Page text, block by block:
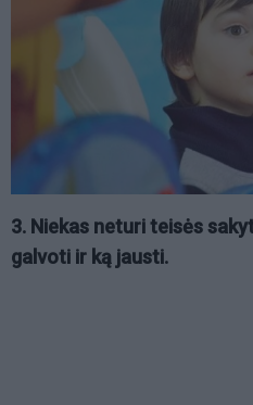
3. Niekas neturi teisės
galvoti ir ką jausti.